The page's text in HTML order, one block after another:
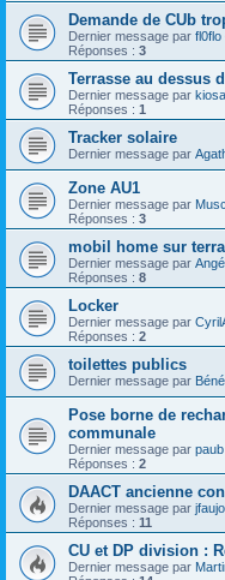
Demande de CUb
Dernier message par fl0flo
Réponses : 3
Terrasse au dessus
Dernier message par
Réponses : 1
Tracker solaire
Dernier message par
Zone AU1
Dernier message par
Réponses : 3
mobil home sur
Dernier message par
Réponses : 8
Locker
Dernier message par
Réponses : 2
toilettes publics
Dernier message par
Pose borne de
communale
Dernier message par paub
Réponses : 2
DAACT ancienne
Dernier message par jfaujo
Réponses : 11
CU et DP division :
Dernier message par